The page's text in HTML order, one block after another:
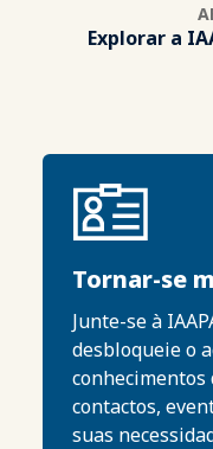
Explorar a
Tornar-se
Junte-se à
desbloqueie o
conhecimentos
contactos,
suas